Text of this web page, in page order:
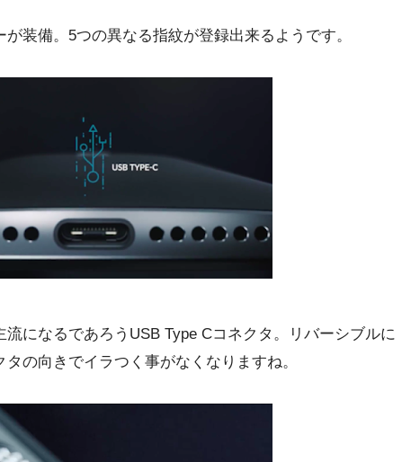
装備。5つの異なる指紋が登録出来るようです。
になるであろうUSB Type Cコネクタ。リバーシブルに
の向きでイラつく事がなくなりますね。